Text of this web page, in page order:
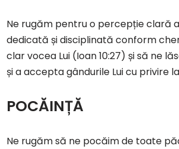
Ne rugăm pentru o percepție clară
dedicată și disciplinată conform
clar vocea Lui (Ioan 10:27) și să ne
și a accepta gândurile Lui cu privire
POCĂINȚĂ
Ne rugăm să ne pocăim de toate